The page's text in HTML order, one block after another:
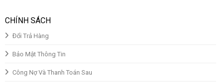
CHÍNH SÁCH
Đổi Trả Hàng
Bảo Mật Thông Tin
Công Nợ Và Thanh Toán Sau